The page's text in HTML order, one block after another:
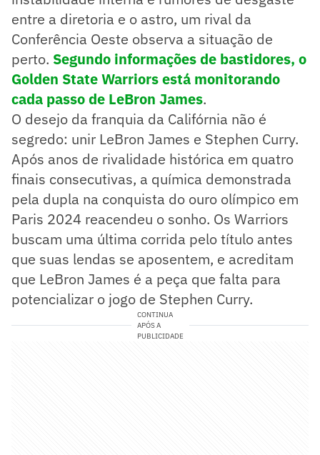
entre a diretoria e o astro, um rival da
Conferência Oeste observa a situação de
perto. Segundo informações de bastidores, o
Golden State Warriors está monitorando
cada passo de LeBron James.
O desejo da franquia da Califórnia não é
segredo: unir LeBron James e Stephen Curry.
Após anos de rivalidade histórica em quatro
finais consecutivas, a química demonstrada
pela dupla na conquista do ouro olímpico em
Paris 2024 reacendeu o sonho. Os Warriors
buscam uma última corrida pelo título antes
que suas lendas se aposentem, e acreditam
que LeBron James é a peça que falta para
potencializar o jogo de Stephen Curry.
CONTINUA
APÓS A
PUBLICIDADE